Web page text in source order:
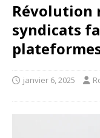
Révolution
syndicats
janvier 6, 2025